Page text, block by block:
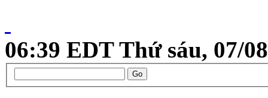
06:39 EDT Thứ sáu, 07/